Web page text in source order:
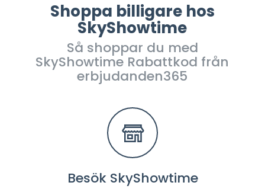
Shoppa billigare hos
SkyShowtime
Så shoppar du med
SkyShowtime Rabattkod från
erbjudanden365
Besök SkyShowtime